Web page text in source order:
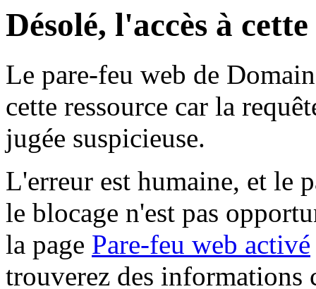
Désolé, l'accès à
Le pare-feu web de
cette ressource car la
jugée suspicieuse.
L'erreur est humaine, et le
le blocage n'est pas
la page Pare-feu web activé
trouverez des informations